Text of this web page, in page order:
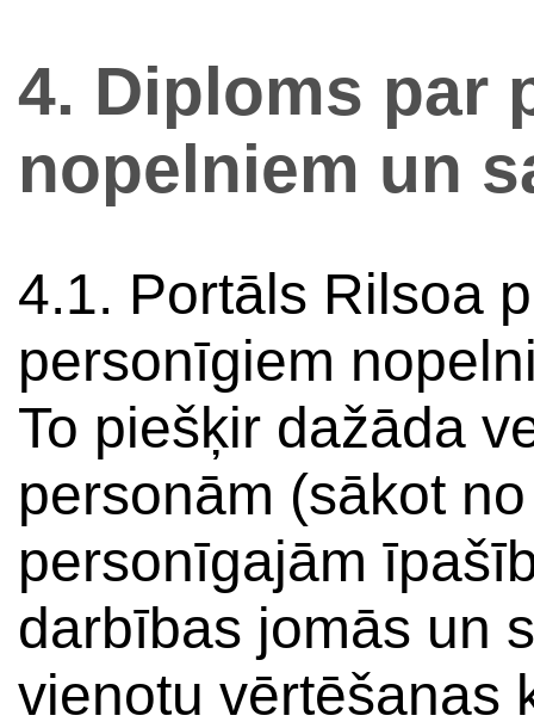
4. Diploms par
nopelniem un
4.1. Portāls Rilsoa
personīgiem
To piešķir dažāda
personām (sākot
personīgajām
darbības jomās un
vienotu vērtēšanas